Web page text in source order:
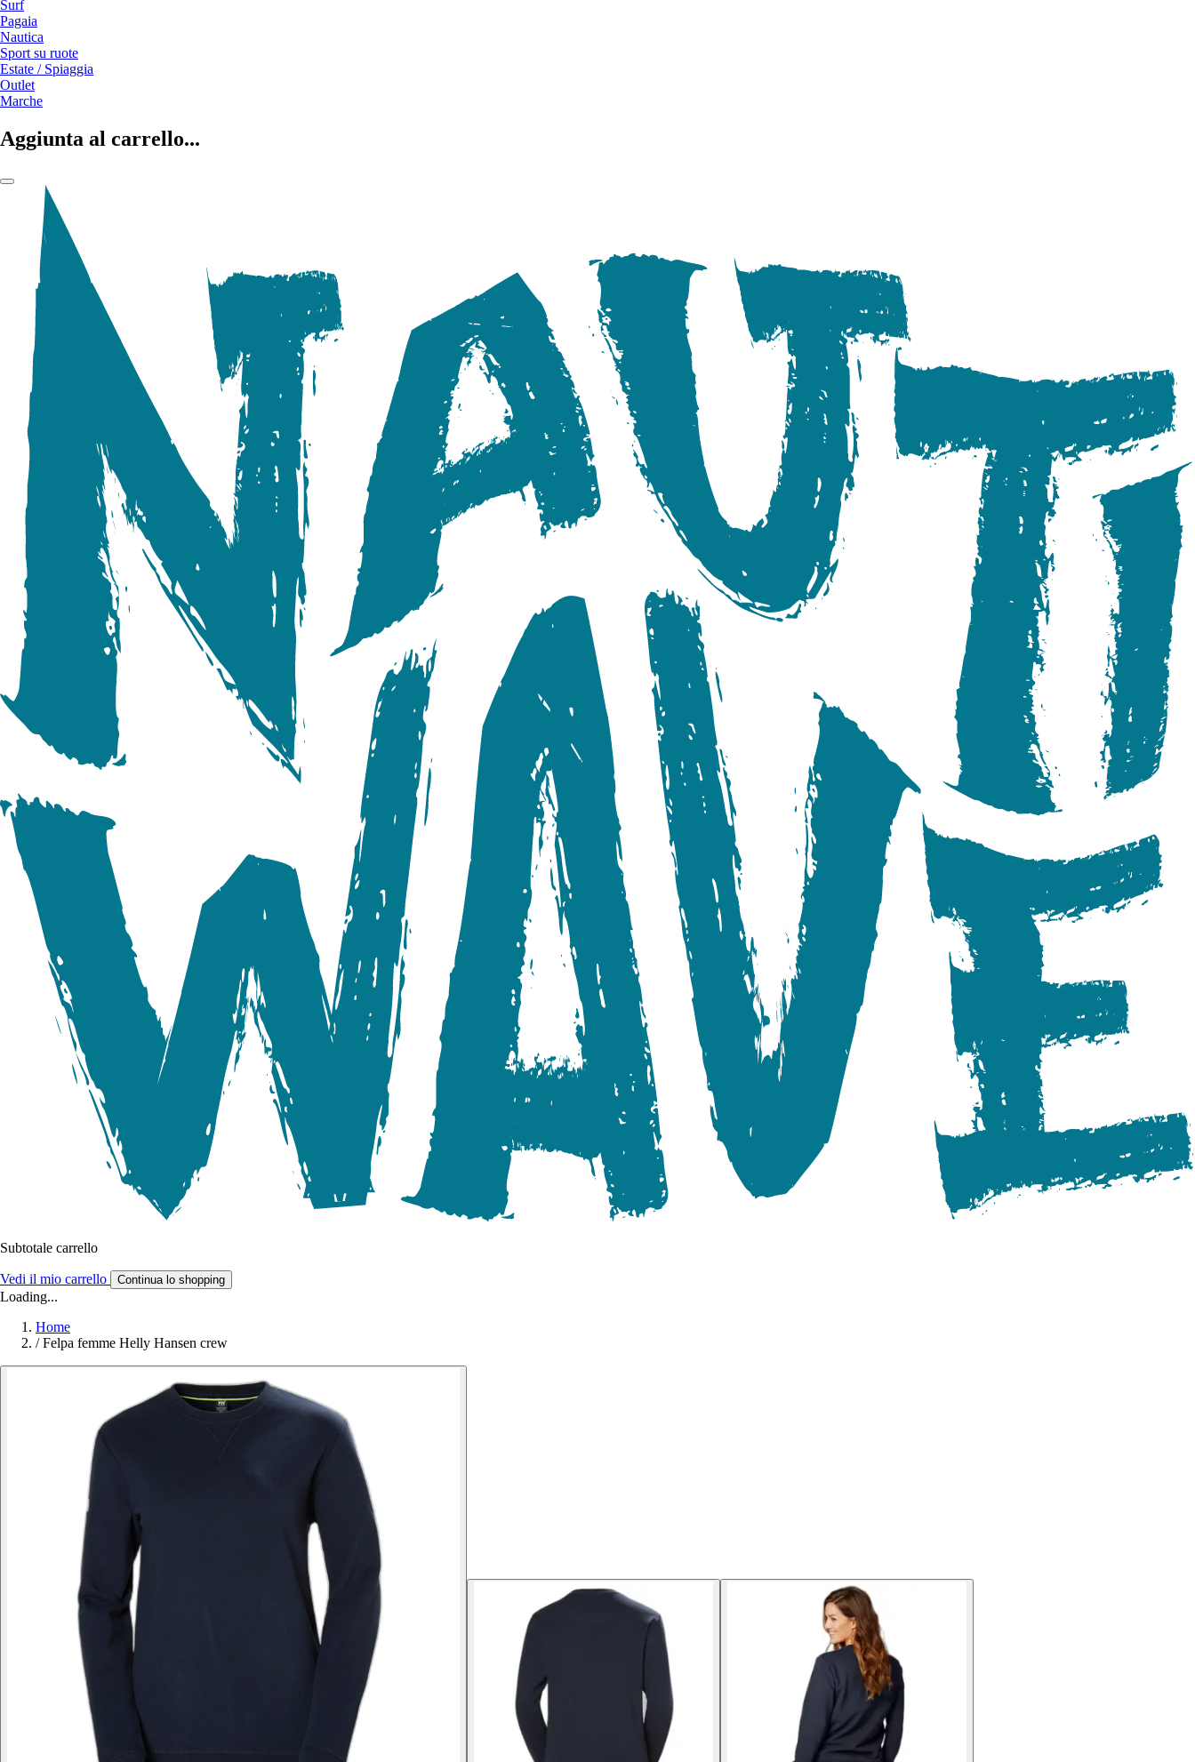
Surf
Pagaia
Nautica
Sport su ruote
Estate / Spiaggia
Outlet
Marche
Aggiunta al carrello...
Subtotale carrello
Vedi il mio carrello Continua lo shopping
Loading...
Home
/ Felpa femme Helly Hansen crew